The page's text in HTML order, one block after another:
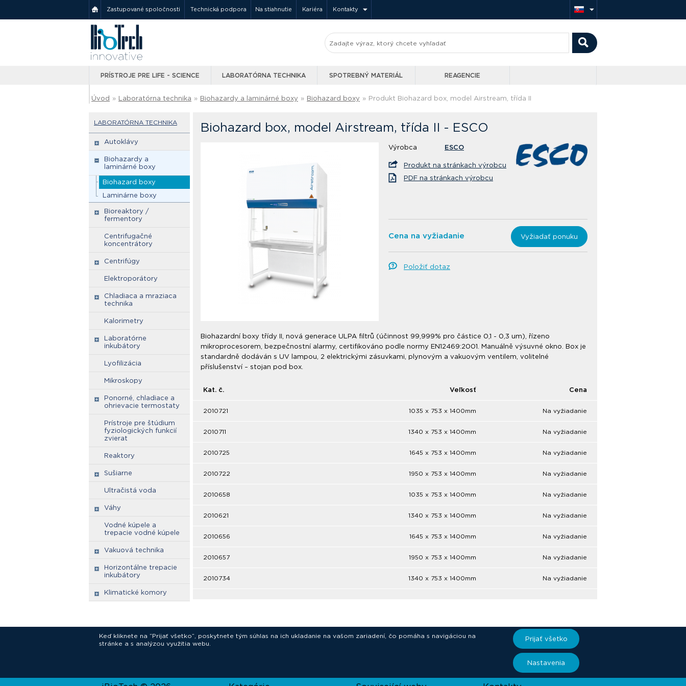
Zastupované spoločnosti Technická podpora Na stiahnutie Kariéra Kontakty
PRÍSTROJE PRE LIFE - SCIENCE LABORATÓRNA TECHNIKA SPOTREBNÝ MATERIÁL REAGENCIE
Úvod » Laboratórna technika » Biohazardy a laminárné boxy » Biohazard boxy » Produkt Biohazard box, model Airstream, třída II
LABORATÓRNA TECHNIKA
Autoklávy
Biohazardy a
laminárné boxy
Biohazard boxy
Laminárne boxy
Bioreaktory /
fermentory
Centrifugačné
koncentrátory
Centrifúgy
Elektroporátory
Chladiaca a mraziaca
technika
Kalorimetry
Laboratórne
inkubátory
Lyofilizácia
Mikroskopy
Ponorné, chladiace a
ohrievacie termostaty
Prístroje pre štúdium
fyziologických funkcií
zvierat
Reaktory
Sušiarne
Ultračistá voda
Váhy
Vodné kúpele a
trepacie vodné kúpele
Vakuová technika
Horizontálne trepacie
inkubátory
Klimatické komory
Biohazard box, model Airstream, třída II - ESCO
Výrobca ESCO
Produkt na stránkach výrobcu
PDF na stránkach výrobcu
Cena na vyžiadanie Vyžiadať ponuku
Položiť dotaz
Biohazardní boxy třídy II, nová generace ULPA filtrů (účinnost 99,999% pro částice 0,1 - 0,3 um), řízeno
mikroprocesorem, bezpečnostní alarmy, certifikováno podle normy EN12469:2001. Manuálně výsuvné okno. Box je
standardně dodáván s UV lampou, 2 elektrickými zásuvkami, plynovým a vakuovým ventilem, volitelné
příslušenství – stojan pod box.
Kat. č. Veľkosť Cena
2010721 1035 x 753 x 1400mm Na vyžiadanie
2010711 1340 x 753 x 1400mm Na vyžiadanie
2010725 1645 x 753 x 1400mm Na vyžiadanie
2010722 1950 x 753 x 1400mm Na vyžiadanie
2010658 1035 x 753 x 1400mm Na vyžiadanie
2010621 1340 x 753 x 1400mm Na vyžiadanie
2010656 1645 x 753 x 1400mm Na vyžiadanie
2010657 1950 x 753 x 1400mm Na vyžiadanie
2010734 1340 x 753 x 1400mm Na vyžiadanie
Keď kliknete na “Prijať všetko”, poskytnete tým súhlas na ich ukladanie na vašom zariadení, čo pomáha s navigáciou na
stránke a s analýzou využitia webu.
Prijať všetko
Nastavenia